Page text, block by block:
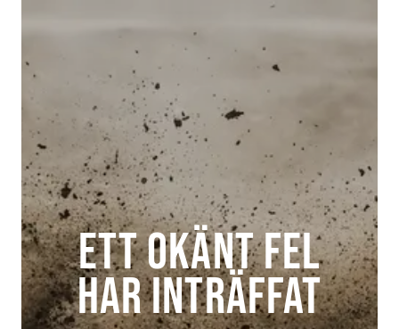
Ett okänt fel
har inträffat